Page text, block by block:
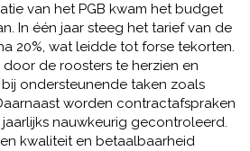
van het PGB kwam het budget
In één jaar steeg het tarief van de
20%, wat leidde tot forse tekorten.
de roosters te herzien en
ondersteunende taken zoals
worden contractafspraken
nauwkeurig gecontroleerd.
kwaliteit en betaalbaarheid